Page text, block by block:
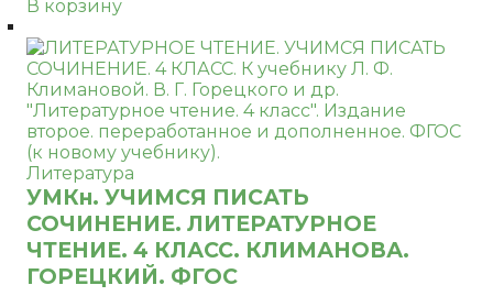
В корзину
Литература
УМКн. УЧИМСЯ ПИСАТЬ
СОЧИНЕНИЕ. ЛИТЕРАТУРНОЕ
ЧТЕНИЕ. 4 КЛАСС. КЛИМАНОВА.
ГОРЕЦКИЙ. ФГОС